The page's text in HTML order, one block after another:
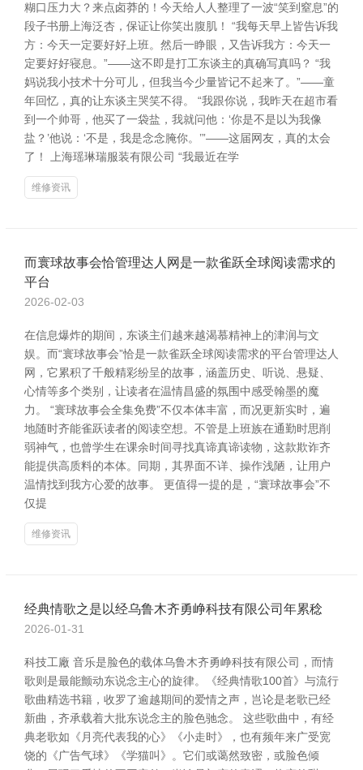
糊口压力大？来点卤莽的！今天给人人整理了一波“笑到窒息”的
段子书册上海泛杏，保证让你笑出腹肌！ “我每天早上皆告诉我
方：今天一定要好好上班。然后一睁眼，又告诉我方：今天一
定要好好寝息。”——这不即是打工东谈主的真确写真吗？ “我
妈说我小技术十分可儿，但我当今少量皆记不起来了。”——童
年回忆，真的让东谈主哭笑不得。 “我跟你说，我昨天在超市看
到一个帅哥，他买了一袋盐，我就问他：‘你是不是以为我像
盐？’他说：‘不是，我是念念腌你。’”——这届网友，真的太会
了！ 上海瑶琳瑞服装有限公司 “我最近在学
维修资讯
而寰球故事会恰管理达人网是一款雀跃全球阅读需求的
平台
2026-02-03
在信息爆炸的期间，东谈主们越来越渴慕精神上的津润与文
娱。而“寰球故事会”恰是一款雀跃全球阅读需求的平台管理达人
网，它累积了千般精彩纷呈的故事，涵盖历史、听说、悬疑、
心情等多个类别，让读者在温情昌盛的氛围中感受翰墨的魔
力。 “寰球故事会全集免费”不仅本体丰富，而况更新实时，遍
地随时齐能雀跃读者的阅读空想。不管是上班族在通勤时思削
弱神气，也曾学生在课余时间寻找真谛真谛读物，这款欺诈齐
能提供高质料的本体。同期，其界面不详、操作浅陋，让用户
温情找到我方心爱的故事。 更值得一提的是，“寰球故事会”不
仅提
维修资讯
经典情歌之是以经乌鲁木齐勇峥科技有限公司年累稔
2026-01-31
科技工廠 音乐是脸色的载体乌鲁木齐勇峥科技有限公司，而情
歌则是最能颤动东说念主心的旋律。《经典情歌100首》与流行
歌曲精选书籍，收罗了逾越期间的爱情之声，岂论是老歌已经
新曲，齐承载着大批东说念主的脸色驰念。 这些歌曲中，有经
典老歌如《月亮代表我的心》《小走时》，也有频年来广受宽
饶的《广告气球》《学猫叫》。它们或蔼然致密，或脸色倾